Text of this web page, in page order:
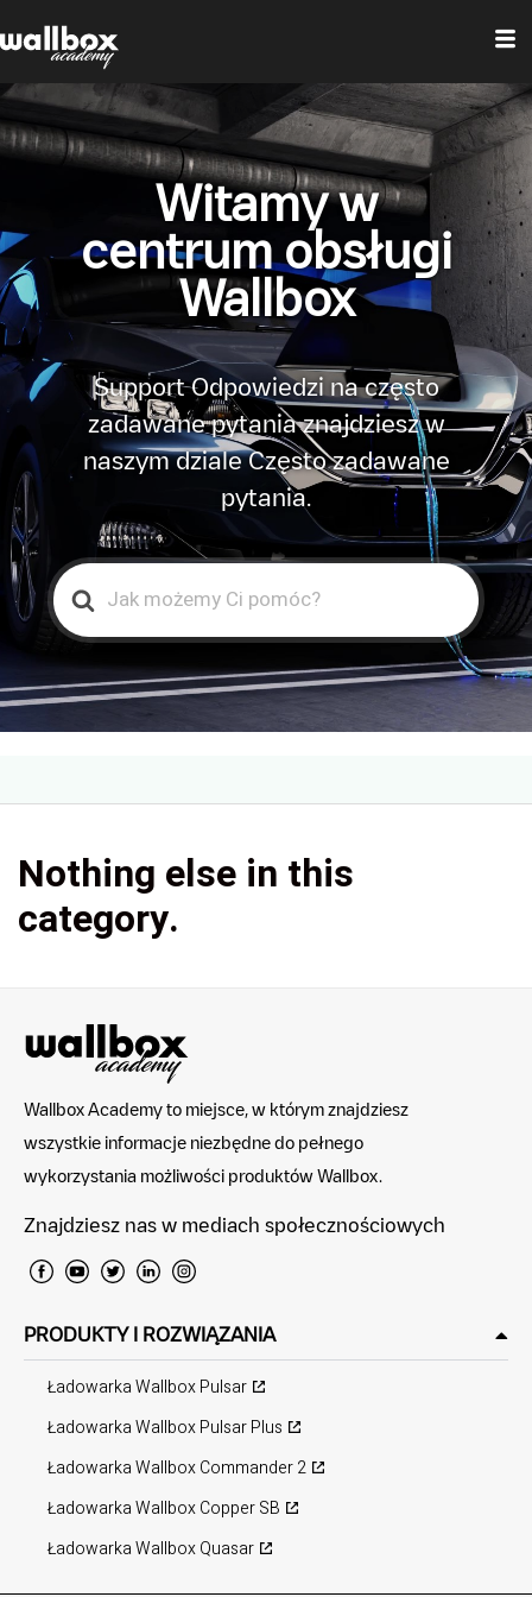
Witamy w
centrum obsługi
Wallbox
Support Odpowiedzi na często
zadawane pytania znajdziesz w
naszym dziale Często zadawane
pytania.
Search
For
Nothing else in this
category.
Wallbox Academy to miejsce, w którym znajdziesz
wszystkie informacje niezbędne do pełnego
wykorzystania możliwości produktów Wallbox.
Znajdziesz nas w mediach społecznościowych
PRODUKTY I ROZWIĄZANIA
Ładowarka Wallbox Pulsar
Ładowarka Wallbox Pulsar Plus
Ładowarka Wallbox Commander 2
Ładowarka Wallbox Copper SB
Ładowarka Wallbox Quasar